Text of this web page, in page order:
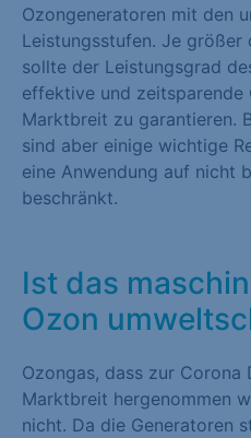
Ozongeneratoren mit den
Leistungsstufen. Je größer
sollte der Leistungsgrad
effektive und zeitsparende
Marktbreit zu garantieren.
sind aber einige wichtige
eine Anwendung auf nicht
beschränkt.
Ist das
Ozon
Ozongas, dass zur Corona
Marktbreit hergenommen
nicht. Da die Generatoren